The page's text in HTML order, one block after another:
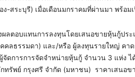
-สระบุรี) เมื่อเดือนมกราคมที่ผ่านมา พร้อ
ผลตอบแทนการลงทุนโดยเสนอขายหุ้นกู้ป
คลธรรมดา) และ/หรือ ผู้ลงทุนรายใหญ่ คา
ดการการจัดจำหน่ายหุ้นกู้ จำนวน 3 แห่ง
ทรัพย์ กรุงศรี จำกัด (มหาชน) ราคาเสน